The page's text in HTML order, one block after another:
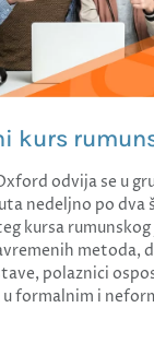
kurs
odvija se u
nedeljno po dva
kursa
metoda,
polaznici
u formalnim i